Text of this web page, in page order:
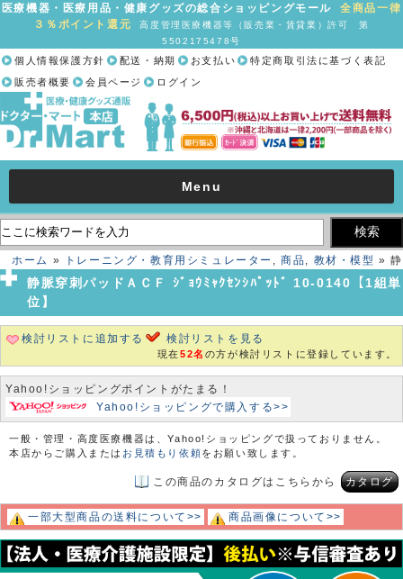
医療機器・医療用品・健康グッズの総合ショッピングモール全商品一律
３％ポイント還元
高度管理医療機器等（販売業・賃貸業）許可 第
5502175478号
個人情報保護方針 配送・納期 お支払い
特定商取引法に基づく表記
販売者概要
会員ページ ログイン
Menu
ホーム » トレーニング・教育用シミュレーター ,商品, 教材・模型 » 静
脈穿刺パッドＡＣＦ ｼﾞｮｳﾐｬｸｾﾝｼﾊﾟｯﾄﾞ 10-0140【1組単位】
静脈穿刺パッドＡＣＦ ｼﾞｮｳﾐｬｸｾﾝｼﾊﾟｯﾄﾞ 10-0140【1組単
位】
検討リストに追加する 検討リストを見る
現在52名 の方が検討リストに登録しています。
Yahoo!ショッピングポイントがたまる！
Yahoo!ショッピングで購入する>>
一般・管理・高度医療機器は、Yahoo!ショッピングで扱っておりません。
本店からご購入または お見積もり依頼をお願い致します。
この商品のカタログはこちらから カタログ
一部大型商品の送料について>> 商品画像について>>